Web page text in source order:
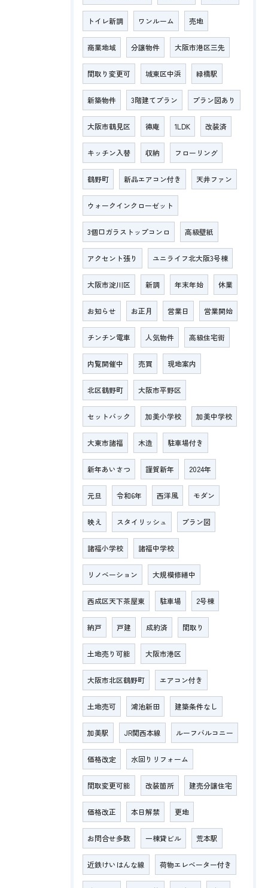
トイレ新調 ワンルーム 売地
商業地域 分譲物件 大阪市港区三先
間取り変更可 城東区中浜 緑橋駅
新築物件 3階建てプラン プラン図あり
大阪市鶴見区 徳庵 1LDK 改装済
キッチン入替 収納 フローリング
鶴野町 新品エアコン付き 天井ファン
ウォークインクローゼット
3個口ガラストップコンロ 高級壁紙
アクセント張り ユニライフ北大阪3号棟
大阪市淀川区 新調 年末年始 休業
お知らせ お正月 営業日 営業開始
チンチン電車 人気物件 高級住宅街
内覧開催中 売買 現地案内
北区鶴野町 大阪市平野区
セットバック 加美小学校 加美中学校
大東市諸福 木造 駐車場付き
新年あいさつ 謹賀新年 2024年
元旦 令和6年 西洋風 モダン
映え スタイリッシュ プラン図
諸福小学校 諸福中学校
リノベーション 大規模修繕中
西成区天下茶屋東 駐車場 2号棟
納戸 戸建 成約済 間取り
土地売り可能 大阪市港区
大阪市北区鶴野町 エアコン付き
土地売可 鴻池新田 建築条件なし
加美駅 JR関西本線 ルーフバルコニー
価格改定 水回りリフォーム
間取変更可能 改装箇所 建売分譲住宅
価格改正 本日解禁 更地
お問合せ多数 一棟貸ビル 荒本駅
近鉄けいはんな線 荷物エレベーター付き